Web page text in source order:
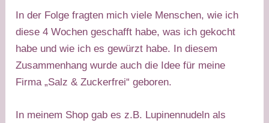
In der Folge fragten mich viele Menschen, wie ich
diese 4 Wochen geschafft habe, was ich gekocht
habe und wie ich es gewürzt habe. In diesem
Zusammenhang wurde auch die Idee für meine
Firma „Salz & Zuckerfrei“ geboren.
In meinem Shop gab es z.B. Lupinennudeln als